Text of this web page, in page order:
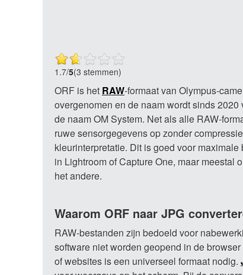
1.7/5(3 stemmen)
ORF is hetRAW-formaat van Olympus-
overgenomen en de naam wordt sinds 2020
de naam OM System. Net als alle RAW-
ruwe sensorgegevens op zonder
kleurinterpretatie. Dit is goed voor
in Lightroom of Capture One, maar meestal
het andere.
Waarom ORF naar JPG
RAW-bestanden zijn bedoeld voor
software niet worden geopend in de
of websites is een universeel formaat nodig.